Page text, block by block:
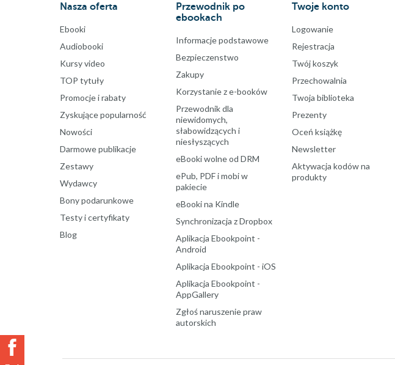
Nasza oferta
Ebooki
Audiobooki
Kursy video
TOP tytuły
Promocje i rabaty
Zyskujące popularność
Nowości
Darmowe publikacje
Zestawy
Wydawcy
Bony podarunkowe
Testy i certyfikaty
Blog
Przewodnik po
ebookach
Informacje podstawowe
Bezpieczenstwo
Zakupy
Korzystanie z e-booków
Przewodnik dla
niewidomych,
słabowidzących i
niesłyszących
eBooki wolne od DRM
ePub, PDF i mobi w
pakiecie
eBooki na Kindle
Synchronizacja z Dropbox
Aplikacja Ebookpoint -
Android
Aplikacja Ebookpoint - iOS
Aplikacja Ebookpoint -
AppGallery
Zgłoś naruszenie praw
autorskich
Twoje konto
Logowanie
Rejestracja
Twój koszyk
Przechowalnia
Twoja biblioteka
Prezenty
Oceń książkę
Newsletter
Aktywacja kodów na
produkty